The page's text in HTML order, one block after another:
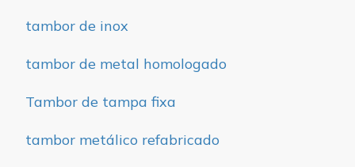
tambor de inox
tambor de metal homologado
Tambor de tampa fixa
tambor metálico refabricado